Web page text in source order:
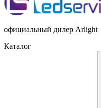
официальный дилер Arlight
Каталог